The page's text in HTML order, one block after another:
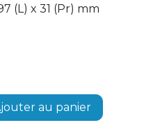
(L) x 31 (Pr) mm
au panier